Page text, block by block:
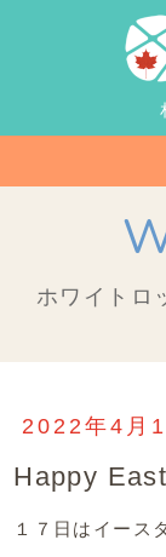
ホワイトロ
2022年4月
Happy
１７日はイース